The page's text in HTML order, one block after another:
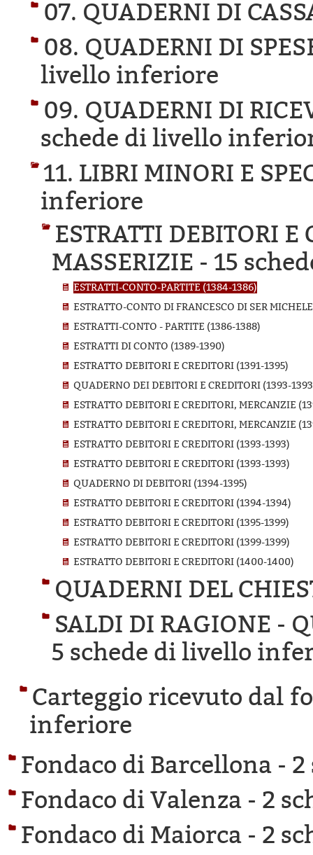
07. QUADERNI DI
08. QUADERNI DI
livello inferiore
09. QUADERNI DI
schede di livello
11. LIBRI MINORI E
inferiore
ESTRATTI DEBITORI
MASSERIZIE - 15
ESTRATTI-CONTO-PARTITE (1384-1386)
ESTRATTO-CONTO DI FRANCESCO DI SER
ESTRATTI-CONTO - PARTITE (1386-1388)
ESTRATTI DI CONTO (1389-1390)
ESTRATTO DEBITORI E CREDITORI (1391-1395)
QUADERNO DEI DEBITORI E CREDITORI (1393-
ESTRATTO DEBITORI E CREDITORI, MERCANZIE
ESTRATTO DEBITORI E CREDITORI, MERCANZIE
ESTRATTO DEBITORI E CREDITORI (1393-1393)
ESTRATTO DEBITORI E CREDITORI (1393-1393)
QUADERNO DI DEBITORI (1394-1395)
ESTRATTO DEBITORI E CREDITORI (1394-1394)
ESTRATTO DEBITORI E CREDITORI (1395-1399)
ESTRATTO DEBITORI E CREDITORI (1399-1399)
ESTRATTO DEBITORI E CREDITORI (1400-1400)
QUADERNI DEL
SALDI DI RAGIONE -
5 schede di livello
Carteggio ricevuto dal
inferiore
Fondaco di Barcellona - 2
Fondaco di Valenza - 2
Fondaco di Maiorca - 2